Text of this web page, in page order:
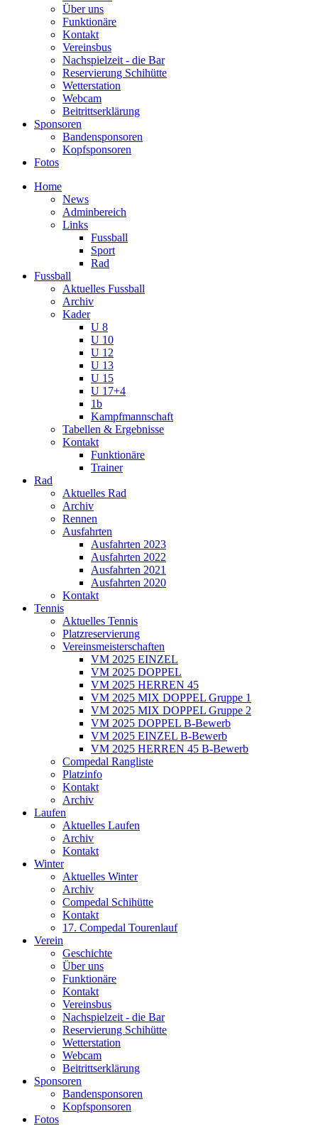
Über uns
Funktionäre
Kontakt
Vereinsbus
Nachspielzeit - die Bar
Reservierung Schihütte
Wetterstation
Webcam
Beitrittserklärung
Sponsoren
Bandensponsoren
Kopfsponsoren
Fotos
Home
News
Adminbereich
Links
Fussball
Sport
Rad
Fussball
Aktuelles Fussball
Archiv
Kader
U 8
U 10
U 12
U 13
U 15
U 17+4
1b
Kampfmannschaft
Tabellen & Ergebnisse
Kontakt
Funktionäre
Trainer
Rad
Aktuelles Rad
Archiv
Rennen
Ausfahrten
Ausfahrten 2023
Ausfahrten 2022
Ausfahrten 2021
Ausfahrten 2020
Kontakt
Tennis
Aktuelles Tennis
Platzreservierung
Vereinsmeisterschaften
VM 2025 EINZEL
VM 2025 DOPPEL
VM 2025 HERREN 45
VM 2025 MIX DOPPEL Gruppe 1
VM 2025 MIX DOPPEL Gruppe 2
VM 2025 DOPPEL B-Bewerb
VM 2025 EINZEL B-Bewerb
VM 2025 HERREN 45 B-Bewerb
Compedal Rangliste
Platzinfo
Kontakt
Archiv
Laufen
Aktuelles Laufen
Archiv
Kontakt
Winter
Aktuelles Winter
Archiv
Compedal Schihütte
Kontakt
17. Compedal Tourenlauf
Verein
Geschichte
Über uns
Funktionäre
Kontakt
Vereinsbus
Nachspielzeit - die Bar
Reservierung Schihütte
Wetterstation
Webcam
Beitrittserklärung
Sponsoren
Bandensponsoren
Kopfsponsoren
Fotos